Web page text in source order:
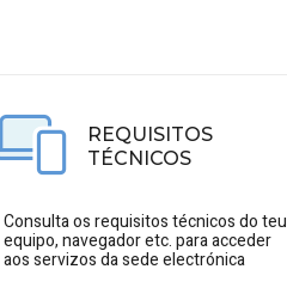
REQUISITOS
TÉCNICOS
Consulta os requisitos técnicos do teu
equipo, navegador etc. para acceder
aos servizos da sede electrónica